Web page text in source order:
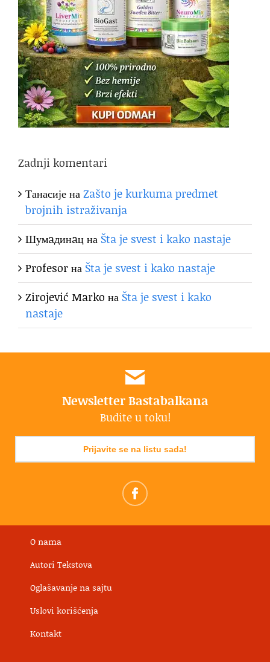
Zadnji komentari
ТанасијенаZašto je kurkuma predmet
brojnih istraživanja
Шумaдинaцна Šta je svest i kako nastaje
Profesorна Šta je svest i kako nastaje
Zirojević Marko на Šta je svest i kako
nastaje
Newsletter Bastabalkana
Budite u toku!
Prijavite se na listu sada!
O nama
Autori Tekstova
Oglašavanje na sajtu
Uslovi korišćenja
Kontakt